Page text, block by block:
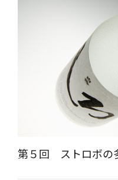
第５回 ストロボの